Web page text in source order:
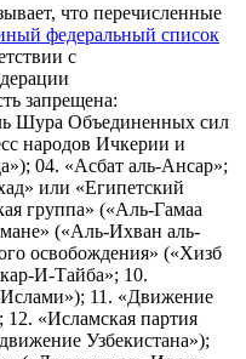
что перечисленные
федеральный список
с
запрещена:
Шура Объединенных сил
народов Ичкерии и
04. «Асбат аль-Ансар»;
или «Египетский
группа» («Аль-Гамаа
(«Аль-Ихван аль-
освобождения» («Хизб
И-Тайба»; 10.
11. «Движение
«Исламская партия
Узбекистана»);